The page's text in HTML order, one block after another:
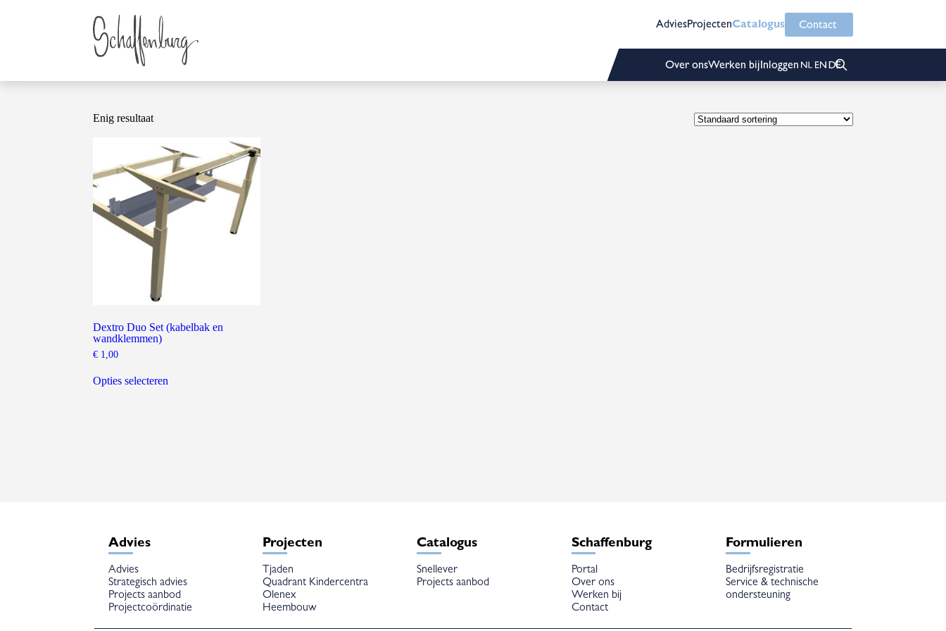
AdviesProjectenCatalogus Contact
Over onsWerken bijInloggen
Enig resultaat
Dextro Duo Set (kabelbak en
wandklemmen)
€ 1,00
Opties selecteren
Advies
Advies
Strategisch advies
Projects aanbod
Projectcoördinatie
Projecten
Tjaden
Quadrant Kindercentra
Olenex
Heembouw
Catalogus
Snellever
Projects aanbod
Schaffenburg
Portal
Over ons
Werken bij
Contact
Formulieren
Bedrijfsregistratie
Service & technische
ondersteuning